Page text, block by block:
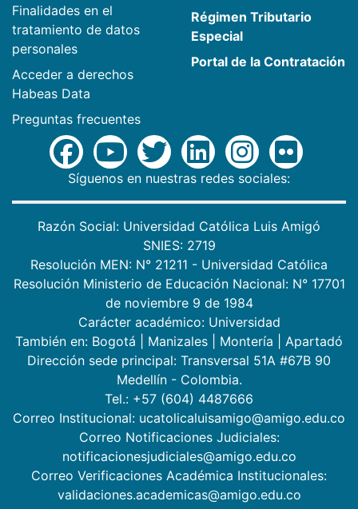
Finalidades en el
tratamiento de datos
personales
Acceder a derechos
Habeas Data
Preguntas frecuentes
Régimen Tributario
Especial
Portal de la Contratación
Síguenos en nuestras redes sociales:
Razón Social: Universidad Católica Luis Amigó
SNIES: 2719
Resolución MEN: N° 21211 - Universidad Católica
Resolución Ministerio de Educación Nacional: N° 17701
de noviembre 9 de 1984
Carácter académico: Universidad
También en: Bogotá Manizales Montería
Apartadó
Dirección sede principal: Transversal 51A #67B 90
Medellín - Colombia.
Tel.: +57 (604) 4487666
Correo Institucional: ucatolicaluisamigo@amigo.edu.co
Correo Notificaciones Judiciales:
notificacionesjudiciales@amigo.edu.co
Correo Verificaciones Académica Institucionales:
validaciones.academicas@amigo.edu.co